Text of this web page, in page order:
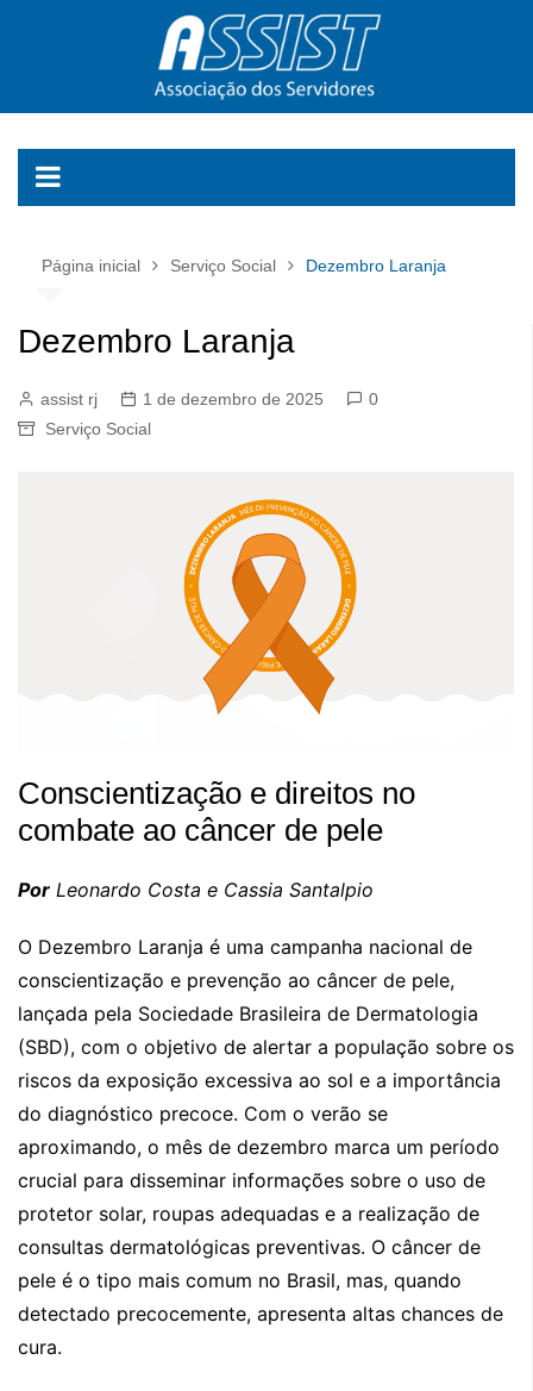
Página inicial Serviço Social Dezembro Laranja
Dezembro Laranja
assist rj 1 de dezembro de 2025
0
Serviço Social
Conscientização e direitos no
combate ao câncer de pele
Por Leonardo Costa e Cassia Santalpio
O Dezembro Laranja é uma campanha nacional de
conscientização e prevenção ao câncer de pele,
lançada pela Sociedade Brasileira de Dermatologia
(SBD), com o objetivo de alertar a população sobre os
riscos da exposição excessiva ao sol e a importância
do diagnóstico precoce. Com o verão se
aproximando, o mês de dezembro marca um período
crucial para disseminar informações sobre o uso de
protetor solar, roupas adequadas e a realização de
consultas dermatológicas preventivas. O câncer de
pele é o tipo mais comum no Brasil, mas, quando
detectado precocemente, apresenta altas chances de
cura.